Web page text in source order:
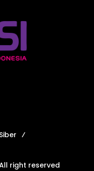
right reserved